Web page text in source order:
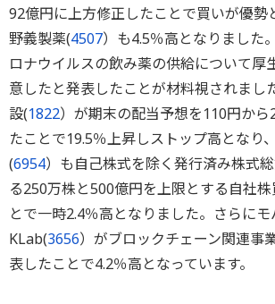
92億円に上方修正したことで買いが優勢
野義製薬(4507）も4.5％高となりました
ロナウイルスの飲み薬の供給について厚
意したと発表したことが材料視されまし
設(1822）が期末の配当予想を110円か
たことで19.5％上昇しストップ高となり
(6954）も自己株式を除く発行済み株式
る250万株と500億円を上限とする自社
とで一時2.4％高となりました。さらに
KLab(3656）がブロックチェーン関連事
表したことで4.2％高となっています。